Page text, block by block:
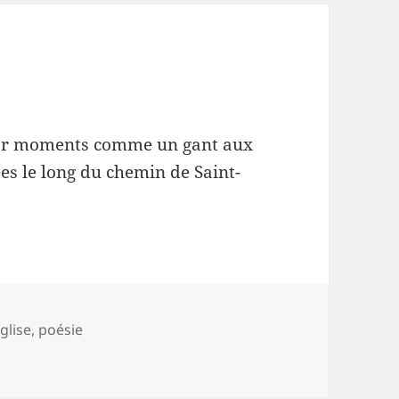
moments comme un gant aux
le long du chemin de Saint-
, poésie